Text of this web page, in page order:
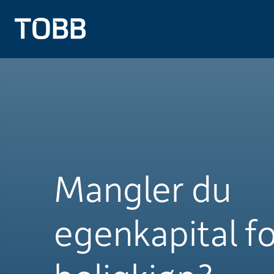
Mangler du
egenkapital